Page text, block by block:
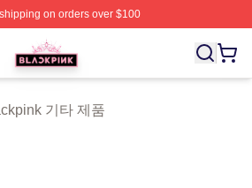
on orders over $100
- Official BLACKPINK Merchandise
기타 제품